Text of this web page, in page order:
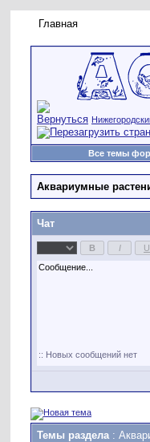
Главная
Все темы
Аквариумные
Чат
Темы раздела: